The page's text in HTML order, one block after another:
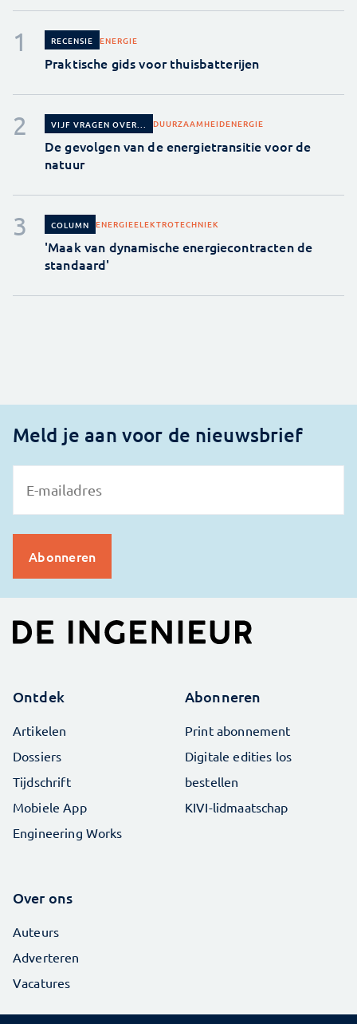
RECENSIE ENERGIE
Praktische gids voor thuisbatterijen
VIJF VRAGEN OVER... DUURZAAMHEIDENERGIE
De gevolgen van de energietransitie voor de
natuur
COLUMN ENERGIEELEKTROTECHNIEK
'Maak van dynamische energiecontracten de
standaard'
Meld je aan voor de nieuwsbrief
Ontdek
Artikelen
Dossiers
Tijdschrift
Mobiele App
Engineering Works
Abonneren
Print abonnement
Digitale edities los
bestellen
KIVI-lidmaatschap
Over ons
Auteurs
Adverteren
Vacatures